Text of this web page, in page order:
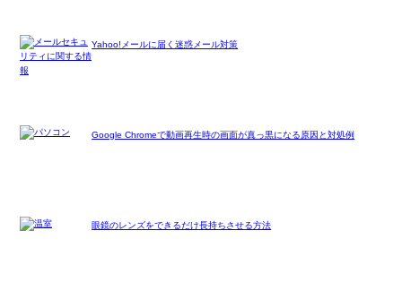
Yahoo!メールに届く迷惑メール対策
Google Chromeで動画再生時の画面が真っ黒になる原因と対処例
眼鏡のレンズをできるだけ長持ちさせる方法